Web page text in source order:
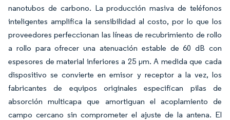
nanotubos de carbono. La producción masiva de teléfonos
inteligentes amplifica la sensibilidad al costo, por lo que los
proveedores perfeccionan las líneas de recubrimiento de rollo
a rollo para ofrecer una atenuación estable de 60 dB con
espesores de material inferiores a 25 µm. A medida que cada
dispositivo se convierte en emisor y receptor a la vez, los
fabricantes de equipos originales especifican pilas de
absorción multicapa que amortiguan el acoplamiento de
campo cercano sin comprometer el ajuste de la antena. El